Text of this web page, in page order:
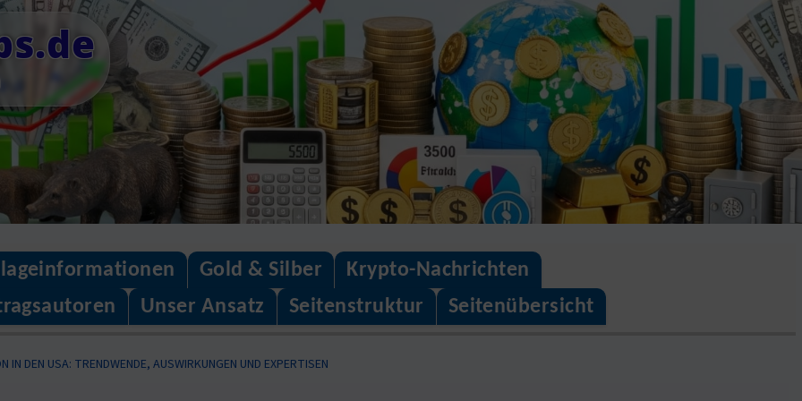
Gold & Silber
Krypto-Nachrichten
Unser Ansatz Seitenstruktur Seitenübersicht
IN DEN USA: TRENDWENDE, AUSWIRKUNGEN UND EXPERTISEN